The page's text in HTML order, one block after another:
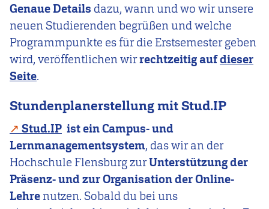
Genaue Details dazu, wann und wo wir unsere
neuen Studierenden begrüßen und welche
Programmpunkte es für die Erstsemester geben
wird, veröffentlichen wirrechtzeitig aufdieser
Seite.
Stundenplanerstellung mit Stud.IP
Stud.IP ist ein Campus- und
Lernmanagementsystem, das wir an der
Hochschule Flensburg zurUnterstützung der
Präsenz- und zur Organisation der Online-
Lehre nutzen. Sobald du bei uns